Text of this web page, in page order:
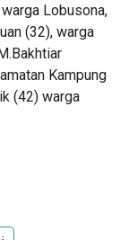
Lobusona,
(32), warga
Kampung
(42) warga